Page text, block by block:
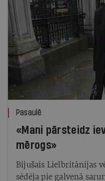
Pasaulē
«Mani pārsteidz
mērogs»
Bijušais Lielbritānijas
sēdēja pie galvenā